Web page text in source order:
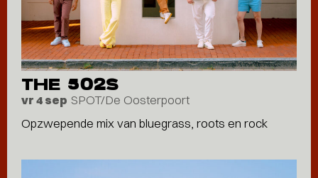
THE 502S
vr 4 sep SPOT/De Oosterpoort
Opzwepende mix van bluegrass, roots en rock